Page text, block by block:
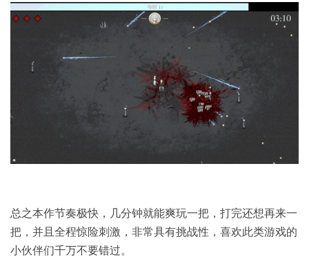
总之本作节奏极快，几分钟就能爽玩一把，打完还想再来一
把，并且全程惊险刺激，非常具有挑战性，喜欢此类游戏的
小伙伴们千万不要错过。